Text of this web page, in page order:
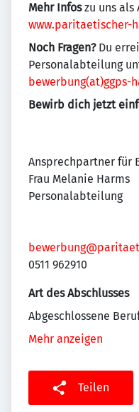
Mehr Infoszu uns
www.paritaetischer-
Noch Fragen? Du
Personalabteilung
bewerbung(at)ggps-
Bewirb dich jetzt
Ansprechpartner für
Frau Melanie Harms
Personalabteilung
0511 962910
Art des Abschlusses
Abgeschlossene
Mehr anzeigen
Teilen